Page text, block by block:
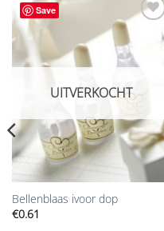
Save
verlanglijst
toevoegen
UITVERKOCHT
Bellenblaas ivoor dop
€0.61